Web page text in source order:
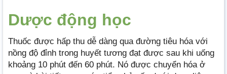
Dược động học
Thuốc được hấp thu dễ dàng qua đường tiêu hóa với
nồng độ đỉnh trong huyết tương đạt được sau khi uống
khoảng 10 phút đến 60 phút. Nó được chuyển hóa ở